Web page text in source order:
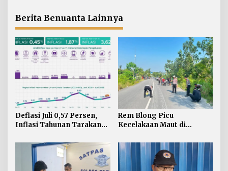
Berita Benuanta Lainnya
Deflasi Juli 0,57 Persen,
Inflasi Tahunan Tarakan
Rem Blong Picu
Kecelakaan Maut di
Pengendara Meregang
Nyawa